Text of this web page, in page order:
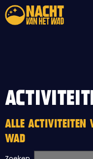
ALLE ACTIVITEITEN
WAD